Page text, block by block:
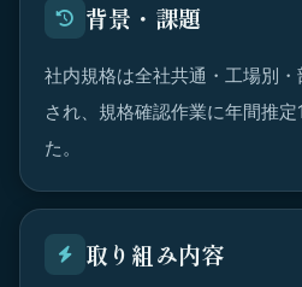
背景・課題
社内規格は全社共通・工場別
され、規格確認作業に年間推
た。
取り組み内容